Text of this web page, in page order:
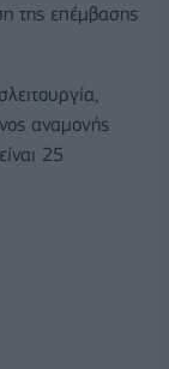
της επέμβασης
αναμονής
25